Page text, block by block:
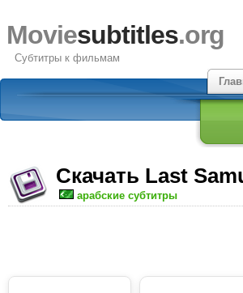
Moviesubtitles.org
Субтитры к фильмам
Скачать Last
арабские субтитры